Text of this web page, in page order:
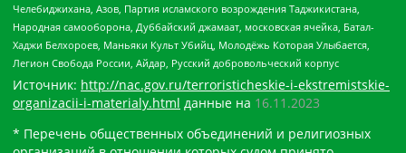
Челебиджихана, Азов, Партия исламского возрождения Таджикистана,
Народная самооборона, Дуббайский джамаат, московская ячейка, Батал-
Хаджи Белхороев, Маньяки Культ Убийц, Молодёжь Которая Улыбается,
Легион Свобода России, Айдар, Русский добровольческий корпус
Источник: http://nac.gov.ru/terroristicheskie-i-ekstremistskie-
organizacii-i-materialy.html данные на 16.11.2023
* Перечень общественных объединений и религиозных